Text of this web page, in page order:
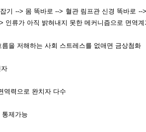
기 --> 몸 똑바로 --> 혈관 림프관 신경 똑바로
인류가 아직 밝혀내지 못한 메커니즘으로 면역
름을 저해하는 사회 스트레스를 없애면 금상첨화
역력으로 완치자 다수
통제가능